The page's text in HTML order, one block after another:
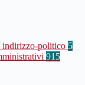
indirizzo-politico 5
915